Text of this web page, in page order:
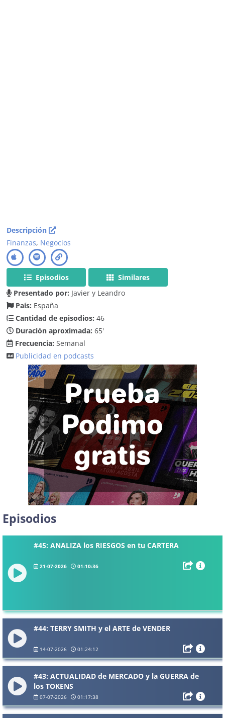
Descripción
Finanzas, Negocios
Episodios
Similares
Presentado por: Javier y Leandro
País: España
Cantidad de episodios: 46
Duración aproximada: 65'
Frecuencia: Semanal
Publicidad en podcasts
Episodios
#45: ANALIZA los RIESGOS en tu CARTERA
21-07-2026 01:10:36
#44: TERRY SMITH y el ARTE de VENDER
14-07-2026 01:24:12
#43: ACTUALIDAD de MERCADO y la GUERRA de
los TOKENS
07-07-2026 01:17:38